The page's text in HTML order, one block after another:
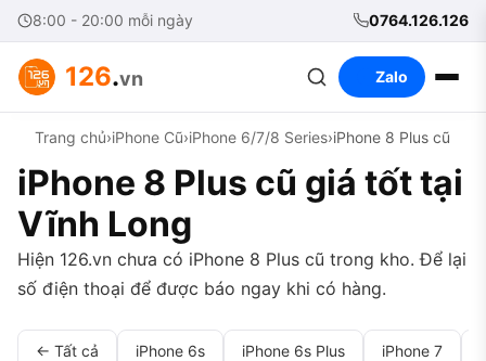
8:00 - 20:00 mỗi ngày 0764.126.126
126.vn Zalo
Trang chủ›iPhone Cũ›iPhone 6/7/8 Series›iPhone 8 Plus cũ
iPhone 8 Plus cũ giá tốt tại
Vĩnh Long
Hiện 126.vn chưa có iPhone 8 Plus cũ trong kho. Để lại
số điện thoại để được báo ngay khi có hàng.
← Tất cả iPhone 6s iPhone 6s Plus iPhone 7